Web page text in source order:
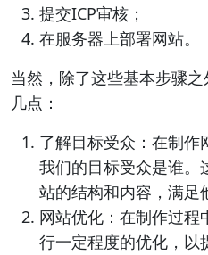
提交ICP审核；
在服务器上部署网站。
当然，除了这些基本步骤
几点：
了解目标受众：在制作
我们的目标受众是谁。
站的结构和内容，满足
网站优化：在制作过程
行一定程度的优化，以